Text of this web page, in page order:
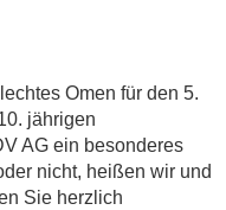
Omen für den 5.
jährigen
AG ein besonderes
nicht, heißen wir und
Sie herzlich